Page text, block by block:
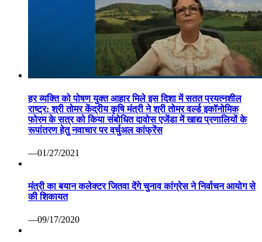
हर व्यक्ति को पोषण युक्त आहार मिले इस दिशा में सतत प्रयत्नशील
राष्ट्र: श्री तोमर केंद्रीय कृषि मंत्री ने श्री तोमर वर्ल्ड इकॉनोमिक
फोरम के सत्र को किया संबोधित दावोस एजेंडा में खाद्य प्रणालियों के
रूपांतरण हेतु नवाचार पर वर्चुअल कांफ्रेंस
—01/27/2021
मंत्री का बयान कलेक्टर जितवा देंगे चुनाव कांग्रेस ने निर्वाचन आयोग से
की शिकायत
—09/17/2020